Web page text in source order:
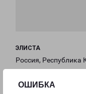
ОШИБКА
ЭЛИСТА
Россия, Республика